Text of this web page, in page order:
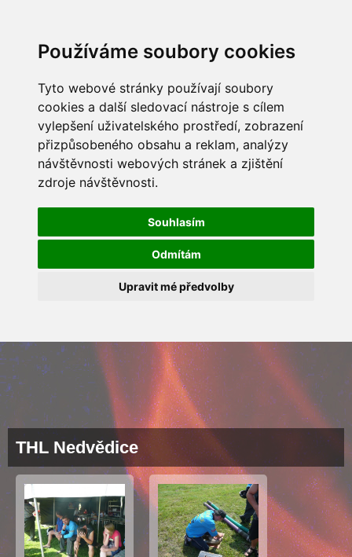
Používáme soubory cookies
Tyto webové stránky používají soubory
cookies a další sledovací nástroje s cílem
vylepšení uživatelského prostředí, zobrazení
přizpůsobeného obsahu a reklam, analýzy
návštěvnosti webových stránek a zjištění
zdroje návštěvnosti.
Souhlasím
Odmítám
Upravit mé předvolby
THL Nedvědice